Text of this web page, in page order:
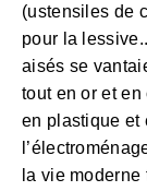
(ustensiles de
pour la
aisés se
tout en or et
en plastique et
la vie